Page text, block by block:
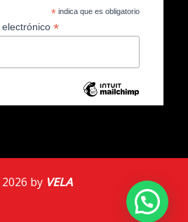
* indica que es obligatorio
*
by VELA